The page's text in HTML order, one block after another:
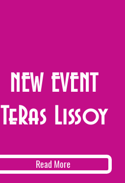
NEW EVENT
TeRas Lissoy
Read More